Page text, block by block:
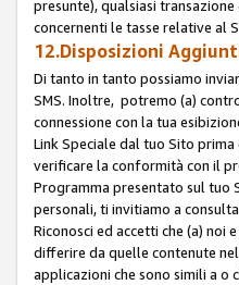
presunte), qualsiasi
concernenti le tasse relative al
12.Disposizioni
Di tanto in tanto possiamo
SMS. Inoltre, potremo (a)
connessione con la tua
Link Speciale dal tuo Sito
verificare la conformità con il
Programma presentato sul tuo
personali, ti invitiamo a
Riconosci ed accetti che (a)
differire da quelle contenute
applicazioni che sono simili a o